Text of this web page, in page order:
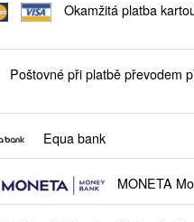
Okamžitá platba
Poštovné při platbě převodem
Equa bank
MONETA